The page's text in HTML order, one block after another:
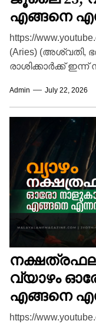
എങ്ങനെ
https://
(Aries) (അശ്വതി,
രാശിക്കാർക്ക്
നിക്ഷേപങ്ങളിൽ
Admin July 22, 2026
വ്യാഴം
എങ്ങനെ
https://